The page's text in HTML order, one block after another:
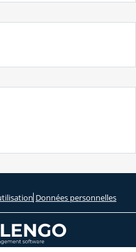
Données personnelles